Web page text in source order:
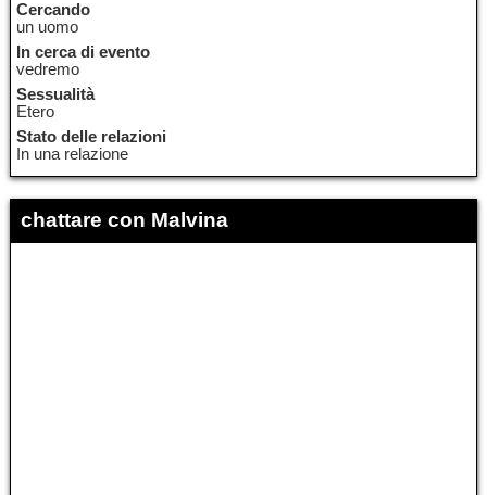
Cercando
un uomo
In cerca di evento
vedremo
Sessualità
Etero
Stato delle relazioni
In una relazione
chattare con Malvina